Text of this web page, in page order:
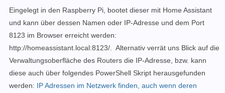
Eingelegt in den Raspberry Pi, bootet dieser mit Home Assistant
und kann über dessen Namen oder IP-Adresse und dem Port
8123 im Browser erreicht werden:
http://homeassistant.local:8123/. Alternativ verrät uns Blick auf die
Verwaltungsoberfläche des Routers die IP-Adresse, bzw. kann
diese auch über folgendes PowerShell Skript herausgefunden
werden: IP Adressen im Netzwerk finden, auch wenn deren